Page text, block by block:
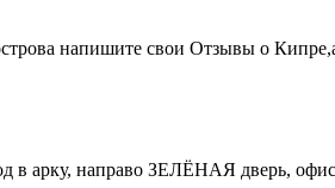
напишите свои Отзывы о
в арку, направо ЗЕЛЁНАЯ дверь,